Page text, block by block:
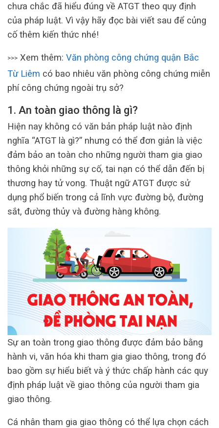
chưa chắc đã hiểu đúng về ATGT theo quy định
của pháp luật. Vì vậy hãy đọc bài viết sau để củng
cố thêm kiến thức nhé!
>>> Xem thêm: Văn phòng công chứng quận Bắc
Từ Liêm có bao nhiêu văn phòng công chứng miễn
phí công chứng ngoài trụ sở?
1. An toàn giao thông là gì?
Hiện nay không có văn bản pháp luật nào định
nghĩa “ATGT là gì?” nhưng có thể đơn giản là việc
đảm bảo an toàn cho những người tham gia giao
thông khỏi những sự cố, tai nạn có thể dẫn đến bị
thương hay tử vong. Thuật ngữ ATGT được sử
dụng phổ biến trong cả lĩnh vực đường bộ, đường
sắt, đường thủy và đường hàng không.
Sự an toàn trong giao thông được đảm bảo bằng
hành vi, văn hóa khi tham gia giao thông, trong đó
bao gồm sự hiểu biết và ý thức chấp hành các quy
định pháp luật về giao thông của người tham gia
giao thông.
Cá nhân tham gia giao thông có thể lựa chọn cách